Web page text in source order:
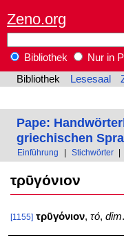
Zeno.org
Bibliothek
Nur in
Bibliothek
Lesesaal
Pape:
griechischen
Einführung Stichwörter
τρῡγόνιον
[1155] τρῡγόνιον, τό, dim